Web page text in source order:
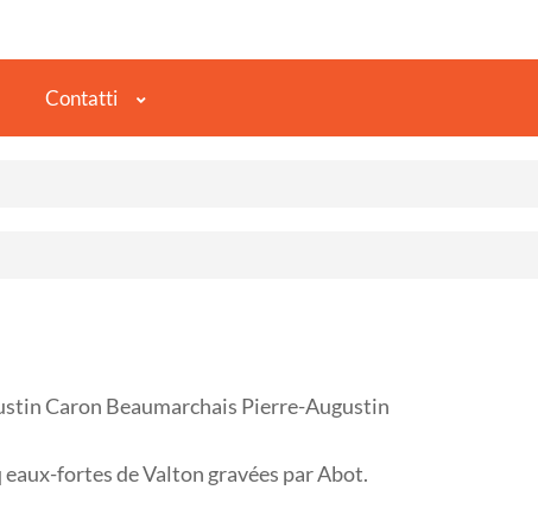
Contatti
Caron Beaumarchais Pierre-Augustin
fortes de Valton gravées par Abot.